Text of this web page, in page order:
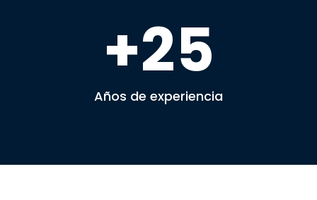
25
Años de experiencia